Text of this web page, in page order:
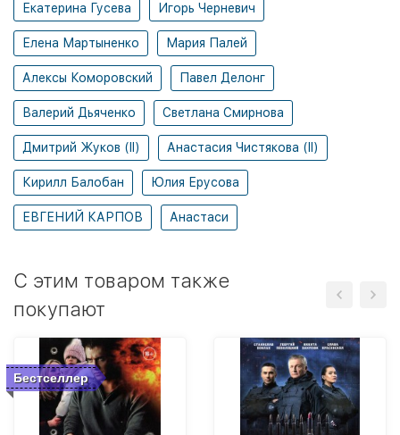
Екатерина Гусева Игорь Черневич
Елена Мартыненко Мария Палей
Алексы Коморовский Павел Делонг
Валерий Дьяченко Светлана Смирнова
Дмитрий Жуков (II) Анастасия Чистякова (II)
Кирилл Балобан Юлия Ерусова
ЕВГЕНИЙ КАРПОВ Анастаси
C этим товаром также
покупают
Бестселлер